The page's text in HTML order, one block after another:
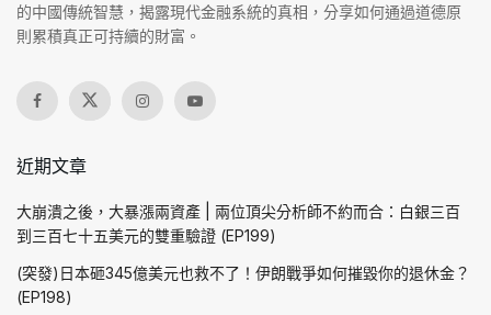
的中國傳統智慧，揭露現代金融系統的真相，分享如何通過道德原
則累積真正可持續的財富。
近期文章
大崩潰之後，大暴漲兩資產 | 兩位頂尖分析師不約而合：白銀三百
到三百七十五美元的雙重驗證 (EP199)
(突發)日本砸345億美元也救不了！伊朗戰爭如何摧毀你的退休金？
(EP198)